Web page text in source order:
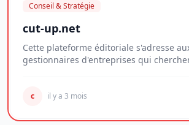
Conseil & Stratégie
cut-up.net
Cette plateforme éditoriale s'adresse
gestionnaires d'entreprises qui
c il y a 3 mois